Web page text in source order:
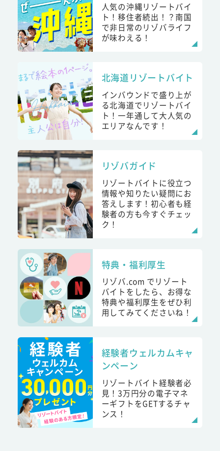
人気の沖縄リゾートバイ
ト！移住者続出！？南国
で非日常のリゾバライフ
が味わえる！
北海道リゾートバイト
インバウンドで盛り上が
る北海道でリゾートバイ
ト！一年通して大人気の
エリアなんです！
リゾバガイド
リゾートバイトに役立つ
情報や知りたい疑問にお
答えします！初心者も経
験者の方も今すぐチェッ
ク！
特典・福利厚生
リゾバ.com でリゾート
バイトをしたら、お得な
特典や福利厚生をぜひ利
用してみてくださいね！
経験者ウェルカムキャ
ンペーン
リゾートバイト経験者必
見！3万円分の電子マネ
ーギフトをGETするチャ
ンス！